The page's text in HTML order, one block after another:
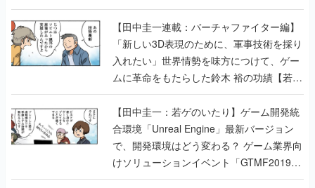
【若ゲのいたり最終回】
【田中圭一連載：バーチャファイター編】
「新しい3D表現のために、軍事技術を採り
入れたい」世界情勢を味方につけて、ゲー
ムに革命をもたらした鈴木 裕の功績【若ゲ
のいたり】
【田中圭一：若ゲのいたり】ゲーム開発統
合環境「Unreal Engine」最新バージョン
で、開発環境はどう変わる？ ゲーム業界向
けソリューションイベント「GTMF2019」
に行って、より理解を深めよう【PR】